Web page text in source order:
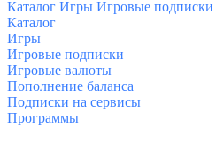
Каталог Игры Игровые подписки
Каталог
Игры
Игровые подписки
Игровые валюты
Пополнение баланса
Подписки на сервисы
Программы